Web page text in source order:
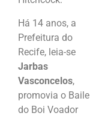
Há 14 anos, a
Prefeitura do
Recife, leia-se
Jarbas
Vasconcelos,
promovia o Baile
do Boi Voador